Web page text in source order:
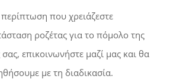
που χρειάζεστε
ροζέτας για το πόμολο της
επικοινωνήστε μαζί μας και θα
με τη διαδικασία.